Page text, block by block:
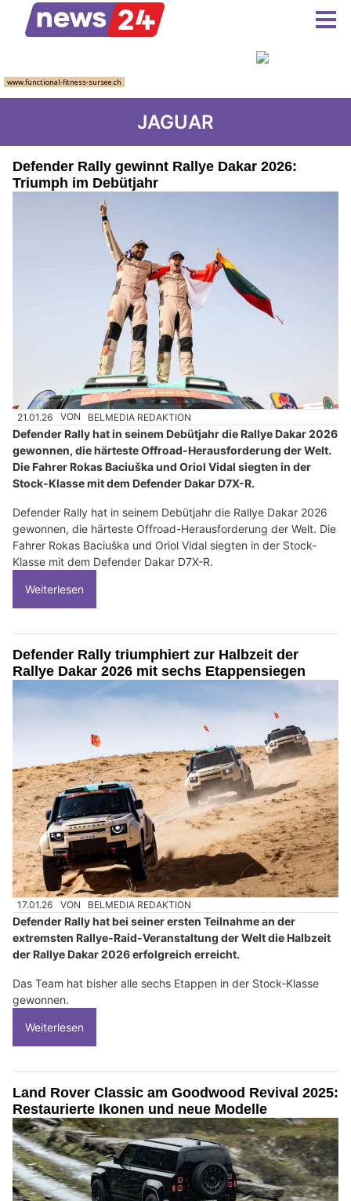
JAGUAR
Defender Rally gewinnt Rallye Dakar 2026:
Triumph im Debütjahr
21.01.26 VON BELMEDIA REDAKTION
Defender Rally hat in seinem Debütjahr die Rallye Dakar 2026
gewonnen, die härteste Offroad-Herausforderung der Welt.
Die Fahrer Rokas Baciuška und Oriol Vidal siegten in der
Stock-Klasse mit dem Defender Dakar D7X-R.
Defender Rally hat in seinem Debütjahr die Rallye Dakar 2026
gewonnen, die härteste Offroad-Herausforderung der Welt. Die
Fahrer Rokas Baciuška und Oriol Vidal siegten in der Stock-
Klasse mit dem Defender Dakar D7X-R.
Weiterlesen
Defender Rally triumphiert zur Halbzeit der
Rallye Dakar 2026 mit sechs Etappensiegen
17.01.26 VON BELMEDIA REDAKTION
Defender Rally hat bei seiner ersten Teilnahme an der
extremsten Rallye‑Raid‑Veranstaltung der Welt die Halbzeit
der Rallye Dakar 2026 erfolgreich erreicht.
Das Team hat bisher alle sechs Etappen in der Stock‑Klasse
gewonnen.
Weiterlesen
Land Rover Classic am Goodwood Revival 2025:
Restaurierte Ikonen und neue Modelle